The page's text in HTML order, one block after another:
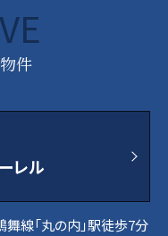
件
レル
線「丸の内」駅徒歩7分